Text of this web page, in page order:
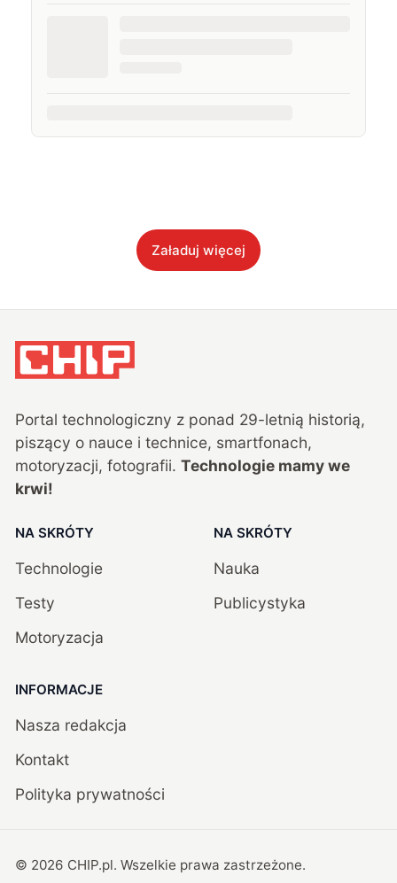
Załaduj więcej
Portal technologiczny z ponad 29-letnią historią,
piszący o nauce i technice, smartfonach,
motoryzacji, fotografii. Technologie mamy we
krwi!
NA SKRÓTY
Technologie
Testy
Motoryzacja
NA SKRÓTY
Nauka
Publicystyka
INFORMACJE
Nasza redakcja
Kontakt
Polityka prywatności
© 2026 CHIP.pl. Wszelkie prawa zastrzeżone.